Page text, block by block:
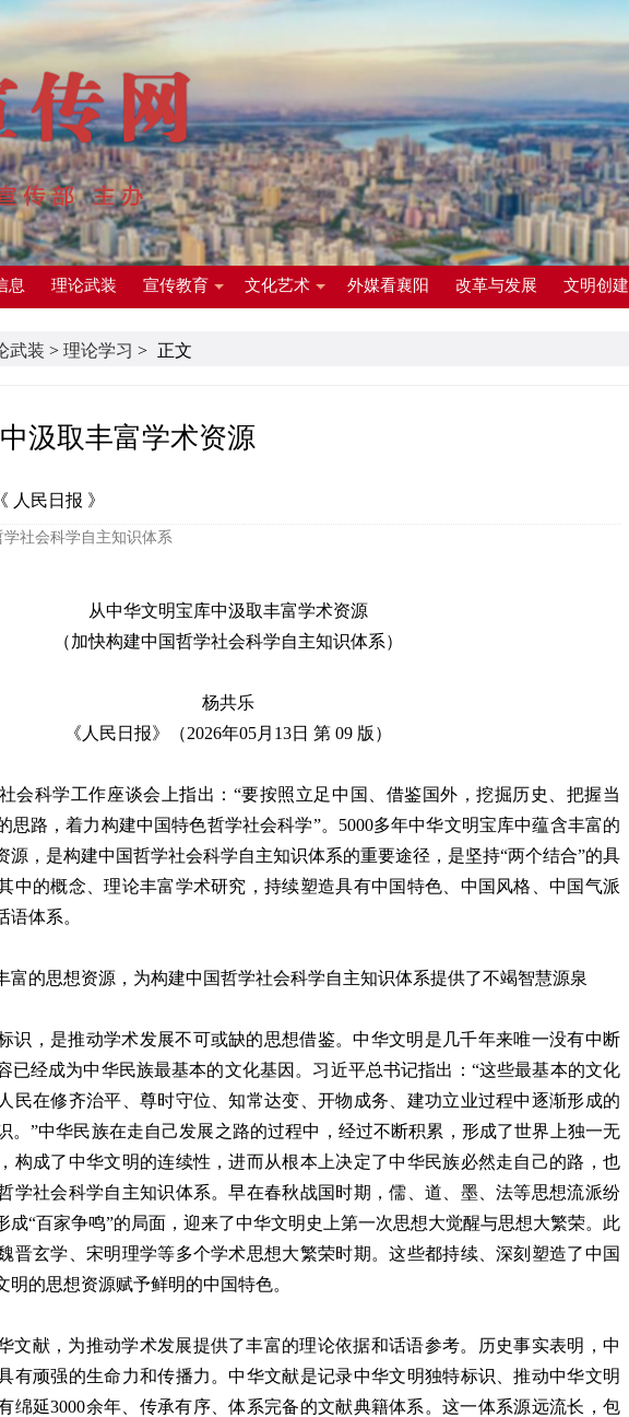
息 理论武装 宣传教育 文化艺术 外媒看襄阳 改革与发展 文明创建
武装 > 理论学习 > 正文
汲取丰富学术资源
人民日报 》
社会科学自主知识体系
从中华文明宝库中汲取丰富学术资源
（加快构建中国哲学社会科学自主知识体系）
杨共乐
《人民日报》（2026年05月13日 第 09 版）
会科学工作座谈会上指出：“要按照立足中国、借鉴国外，挖掘历史、把握当
思路，着力构建中国特色哲学社会科学”。5000多年中华文明宝库中蕴含丰富的
源，是构建中国哲学社会科学自主知识体系的重要途径，是坚持“两个结合”的具
中的概念、理论丰富学术研究，持续塑造具有中国特色、中国风格、中国气派
体系。
富的思想资源，为构建中国哲学社会科学自主知识体系提供了不竭智慧源泉
识，是推动学术发展不可或缺的思想借鉴。中华文明是几千年来唯一没有中断
已经成为中华民族最基本的文化基因。习近平总书记指出：“这些最基本的文化
民在修齐治平、尊时守位、知常达变、开物成务、建功立业过程中逐渐形成的
。”中华民族在走自己发展之路的过程中，经过不断积累，形成了世界上独一无
构成了中华文明的连续性，进而从根本上决定了中华民族必然走自己的路，也
学社会科学自主知识体系。早在春秋战国时期，儒、道、墨、法等思想流派纷
成“百家争鸣”的局面，迎来了中华文明史上第一次思想大觉醒与思想大繁荣。此
晋玄学、宋明理学等多个学术思想大繁荣时期。这些都持续、深刻塑造了中国
明的思想资源赋予鲜明的中国特色。
文献，为推动学术发展提供了丰富的理论依据和话语参考。历史事实表明，中
有顽强的生命力和传播力。中华文献是记录中华文明独特标识、推动中华文明
绵延3000余年、传承有序、体系完备的文献典籍体系。这一体系源远流长，包